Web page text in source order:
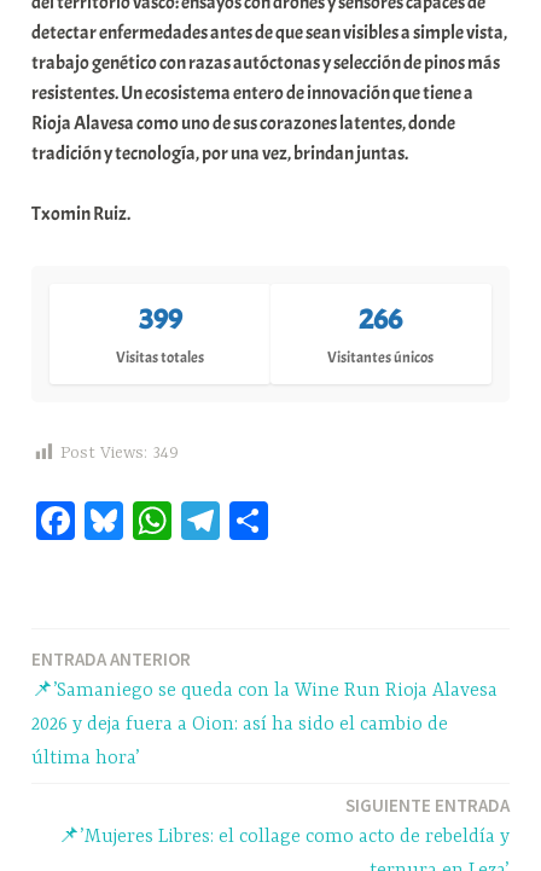
detectar enfermedades antes de que sean visibles a simple vista,
trabajo genético con razas autóctonas y selección de pinos más
resistentes. Un ecosistema entero de innovación que tiene a
Rioja Alavesa como uno de sus corazones latentes, donde
tradición y tecnología, por una vez, brindan juntas.
Txomin Ruiz.
399
Visitas totales
266
Visitantes únicos
Post Views: 349
Fa Bl W
pp
Te
m rti
r
Navegación
de
entradas
ENTRADA ANTERIOR
📌’Samaniego se queda con la Wine Run Rioja Alavesa
2026 y deja fuera a Oion: así ha sido el cambio de
última hora’
SIGUIENTE ENTRADA
📌’Mujeres Libres: el collage como acto de rebeldía y